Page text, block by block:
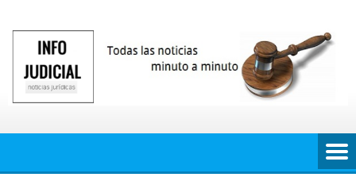
contenido